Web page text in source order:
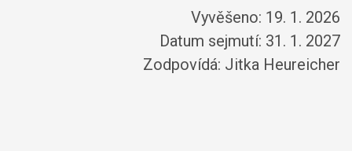
Vyvěšeno: 19. 1. 2026
Datum sejmutí: 31. 1. 2027
Zodpovídá: Jitka Heureicher